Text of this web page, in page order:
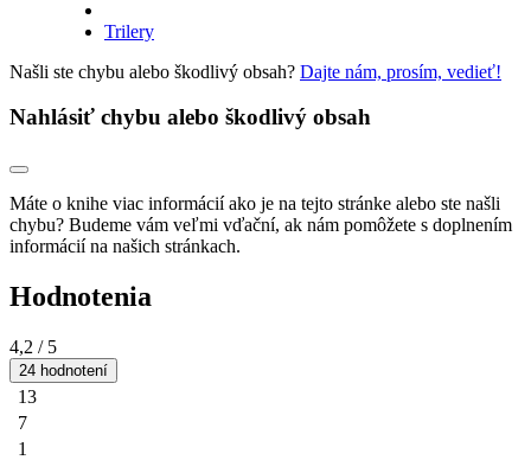
Trilery
Našli ste chybu alebo škodlivý obsah? Dajte nám, prosím, vedieť!
Nahlásiť chybu alebo škodlivý obsah
Máte o knihe viac informácií ako je na tejto stránke alebo ste našli
chybu? Budeme vám veľmi vďační, ak nám pomôžete s doplnením
informácií na našich stránkach.
Hodnotenia
4,2 / 5
24 hodnotení
13
7
1